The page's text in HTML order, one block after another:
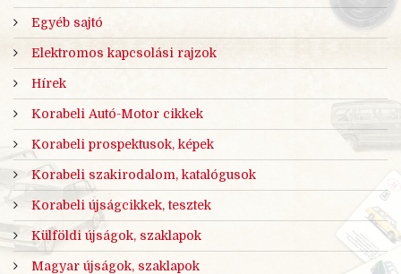
Egyéb sajtó
Elektromos kapcsolási rajzok
Hírek
Korabeli Autó-Motor cikkek
Korabeli prospektusok, képek
Korabeli szakirodalom, katalógusok
Korabeli újságcikkek, tesztek
Külföldi újságok, szaklapok
Magyar újságok, szaklapok